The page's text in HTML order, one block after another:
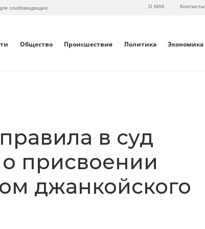
слабовидящих О КИА Контакты
Общество Происшествия Политика Экономика
в суд
присвоении
джанкойского